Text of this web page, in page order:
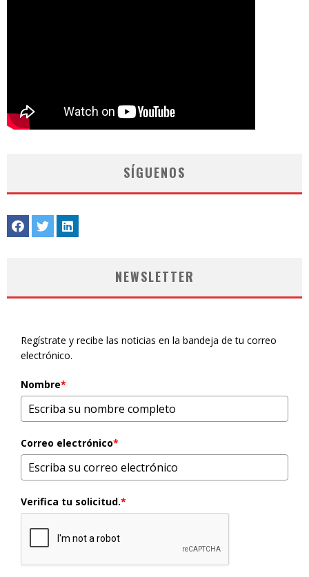
SÍGUENOS
NEWSLETTER
Regístrate y recibe las noticias en la bandeja de tu correo
electrónico.
Nombre*
Correo electrónico*
Verifica tu solicitud.*